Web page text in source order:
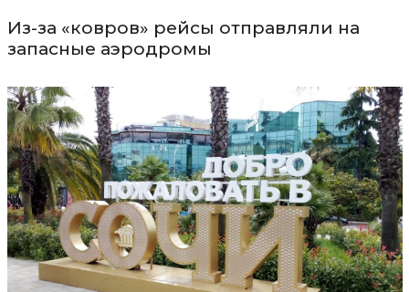
Из-за «ковров» рейсы отправляли на
запасные аэродромы